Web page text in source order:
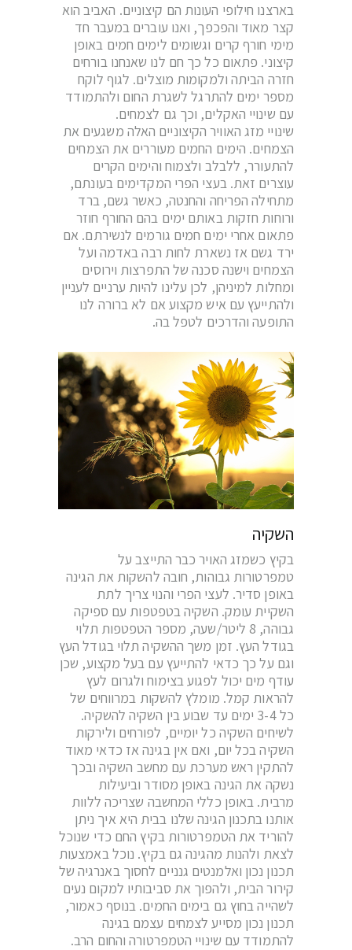
בארצנו חילופי העונות הם קיצוניים. האביב הוא
קצר מאוד והפכפך, ואנו עוברים במעבר חד
מימי חורף קרים וגשומים לימים חמים באופן
קיצוני. פתאום כל כך חם לנו שאנחנו בורחים
חזרה הביתה ולמקומות מוצלים. לגוף לוקח
מספר ימים להתרגל לשגרת החום ולהתמודד
עם שינויי האקלים, וכך גם לצמחים.
שינויי מזג האוויר הקיצוניים האלה משגעים את
הצמחים. הימים החמים מעוררים את הצמחים
להתעורר, ללבלב ולצמוח והימים הקרים
עוצרים זאת. בעצי הפרי המקדימים בעונתם,
מתחילה הפריחה והחנטה, כאשר גשם, ברד
ורוחות חזקות באותם ימים בהם החורף חוזר
פתאום אחרי ימים חמים גורמים לנשירתם. אם
ירד גשם אז נשארת לחות רבה באדמה ועל
הצמחים וישנה סכנה של התפרצות וירוסים
ומחלות למיניהן, לכן עלינו להיות ערניים לעניין
ולהתייעץ עם איש מקצוע אם לא ברורה לנו
התופעה והדרכים לטפל בה.
השקיה
בקיץ כשמזג האויר כבר התייצב על
טמפרטורות גבוהות, חובה להשקות את הגינה
באופן סדיר. לעצי הפרי והנוי צריך לתת
השקיית עומק. השקיה בטפטפות עם ספיקה
גבוהה, 8 ליטר/שעה, מספר הטפטפות תלוי
בגודל העץ. זמן משך ההשקיה תלוי בגודל העץ
וגם על כך כדאי להתייעץ עם בעל מקצוע, שכן
עודף מים יכול לפגוע בצימוח ולגרום לעץ
להראות קמל. מומלץ להשקות במרווחים של
כל 3-4 ימים עד שבוע בין השקיה להשקיה.
לשיחים השקיה כל יומיים, לפורחים ולירקות
השקיה בכל יום, ואם אין בגינה אז כדאי מאוד
להתקין ראש מערכת עם מחשב השקיה ובכך
נשקה את הגינה באופן מסודר וביעילות
מרבית. באופן כללי המחשבה שצריכה ללוות
אותנו בתכנון הגינה שלנו בבית היא איך ניתן
להוריד את הטמפרטורות בקיץ החם כדי שנוכל
לצאת ולהנות מהגינה גם בקיץ. נוכל באמצעות
תכנון נכון ואלמנטים גנניים לחסוך באנרגיה של
קירור הבית, ולהפוך את סביבותיו למקום נעים
לשהייה בחוץ גם בימים החמים. בנוסף כאמור,
תכנון נכון מסייע לצמחים עצמם בגינה
להתמודד עם שינויי הטמפרטורה והחום הרב.